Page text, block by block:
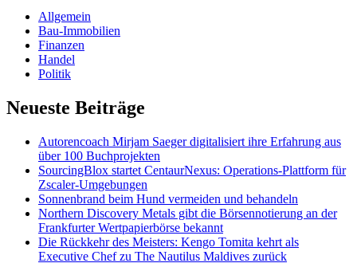
Allgemein
Bau-Immobilien
Finanzen
Handel
Politik
Neueste Beiträge
Autorencoach Mirjam Saeger digitalisiert ihre Erfahrung aus
über 100 Buchprojekten
SourcingBlox startet CentaurNexus: Operations-Plattform für
Zscaler-Umgebungen
Sonnenbrand beim Hund vermeiden und behandeln
Northern Discovery Metals gibt die Börsennotierung an der
Frankfurter Wertpapierbörse bekannt
Die Rückkehr des Meisters: Kengo Tomita kehrt als
Executive Chef zu The Nautilus Maldives zurück